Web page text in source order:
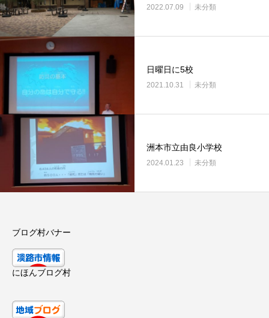
2022.07.09 未分類
日曜日に5校
2021.10.31 未分類
洲本市立由良小学校
2024.01.23 未分類
ブログ村バナー
にほんブログ村